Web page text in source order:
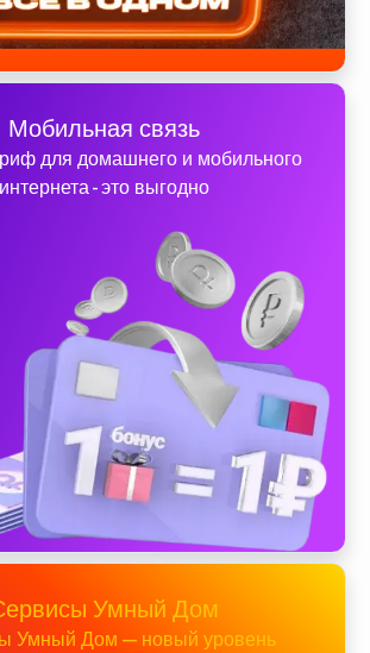
Мобильная связь
для домашнего и мобильного
интернета - это выгодно
Умный Дом
Умный Дом — новый уровень